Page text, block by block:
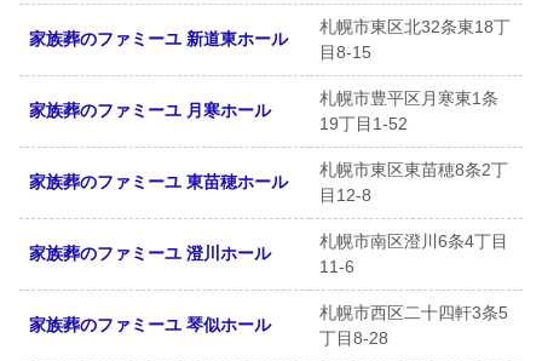
家族葬のファミーユ 新道東ホール
札幌市東区北32条東18丁
目8-15
家族葬のファミーユ 月寒ホール
札幌市豊平区月寒東1条
19丁目1-52
家族葬のファミーユ 東苗穂ホール
札幌市東区東苗穂8条2丁
目12-8
家族葬のファミーユ 澄川ホール
札幌市南区澄川6条4丁目
11-6
家族葬のファミーユ 琴似ホール
札幌市西区二十四軒3条5
丁目8-28